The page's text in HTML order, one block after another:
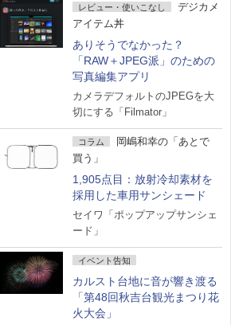
レビュー・使いこなし
デジカメ
アイテム丼
ありそうでなかった？
「RAW＋JPEG派」のための
写真編集アプリ
カメラデフォルトのJPEGを大
切にする「Filmator」
コラム
岡嶋和幸の「あとで
買う」
1,905点目：放射冷却素材を
採用した車用サンシェード
セイワ「ポップアップサンシェ
ード」
イベント告知
カルスト台地に音が響き渡る
「第48回秋吉台観光まつり花
火大会」